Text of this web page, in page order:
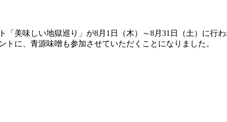
美味しい地獄巡り」が8月1日（木）～8月31日（土）に行
に、青源味噌も参加させていただくことになりました。